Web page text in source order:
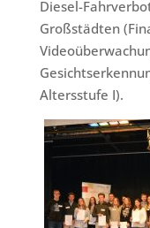
Diesel-
Großstädten
Altersstufe I).